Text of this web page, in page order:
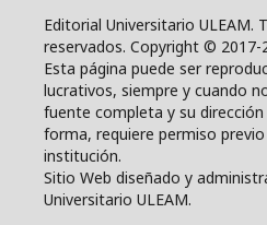
Editorial Universitario ULEAM.
reservados. Copyright © 2017-
Esta página puede ser
lucrativos, siempre y cuando
fuente completa y su
forma, requiere permiso
institución.
Sitio Web diseñado y
Universitario ULEAM.